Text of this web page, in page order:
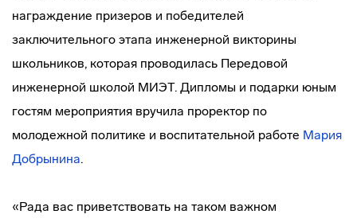
награждение призеров и победителей
заключительного этапа инженерной викторины
школьников, которая проводилась Передовой
инженерной школой МИЭТ. Дипломы и подарки юным
гостям мероприятия вручила проректор по
молодежной политике и воспитательной работе Мария
Добрынина.
«Рада вас приветствовать на таком важном